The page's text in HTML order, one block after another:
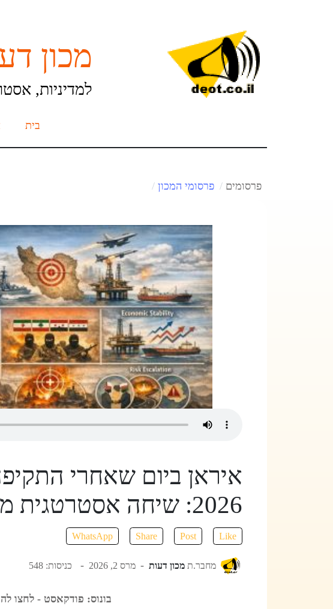
מכון
למדיניות,
בית
פרסומים פרסומי המכון
איראן ביום שאחרי
2026: שיחה אסטרטגית מואצת
Like
Post
Share
WhatsApp
מחבר.ת מכון דעות מרס 2, 2026 כניסות: 548
בונוס: פודקאסט - לחצו